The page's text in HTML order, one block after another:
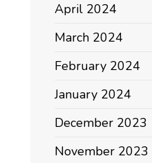
April 2024
March 2024
February 2024
January 2024
December 2023
November 2023